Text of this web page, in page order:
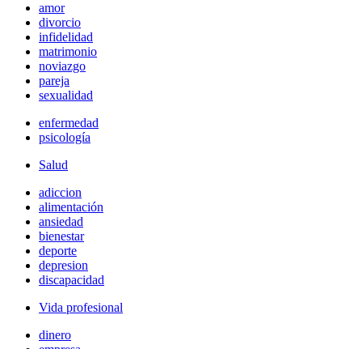
amor
divorcio
infidelidad
matrimonio
noviazgo
pareja
sexualidad
enfermedad
psicología
Salud
adiccion
alimentación
ansiedad
bienestar
deporte
depresion
discapacidad
Vida profesional
dinero